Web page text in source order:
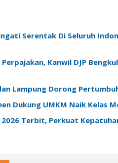
Serentak Di Seluruh
Kanwil DJP
Lampung Dorong
Dukung UMKM Naik Kelas
Terbit, Perkuat